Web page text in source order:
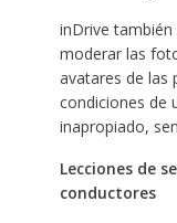
inDrive también
moderar las
avatares de las
condiciones de
inapropiado,
Lecciones de
conductores